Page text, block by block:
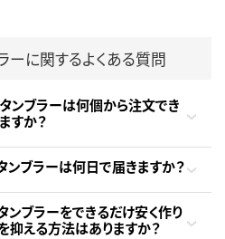
ーに関するよくある質問
ンブラーは何個から注文でき
ますか？
ンブラーは何日で届きますか？
ンブラーをできるだけ安く作り
抑える方法はありますか？